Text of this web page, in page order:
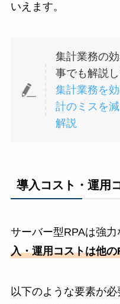
いえます。
集計業務の
事でも解説し
集計業務を
計のミスを
解説
導入コスト・運用
サーバー型RPAは強力
入・運用コストは他
以下のような要素が